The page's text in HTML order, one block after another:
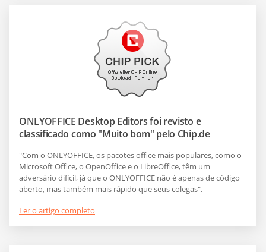
ONLYOFFICE Desktop Editors foi revisto e
classificado como "Muito bom" pelo Chip.de
"Com o ONLYOFFICE, os pacotes office mais populares, como o
Microsoft Office, o OpenOffice e o LibreOffice, têm um
adversário difícil, já que o ONLYOFFICE não é apenas de código
aberto, mas também mais rápido que seus colegas".
Ler o artigo completo